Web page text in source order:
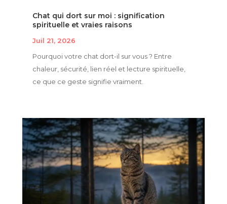
Chat qui dort sur moi : signification
spirituelle et vraies raisons
Juil 21, 2026
Pourquoi votre chat dort-il sur vous ? Entre
chaleur, sécurité, lien réel et lecture spirituelle,
ce que ce geste signifie vraiment.